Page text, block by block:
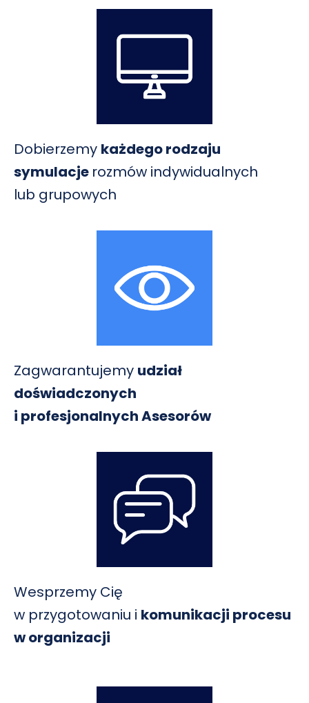
Dobierzemy każdego rodzaju
symulacje rozmów indywidualnych
lub grupowych
Zagwarantujemy udział
doświadczonych
i profesjonalnych Asesorów
Wesprzemy Cię
w przygotowaniu i komunikacji procesu
w organizacji